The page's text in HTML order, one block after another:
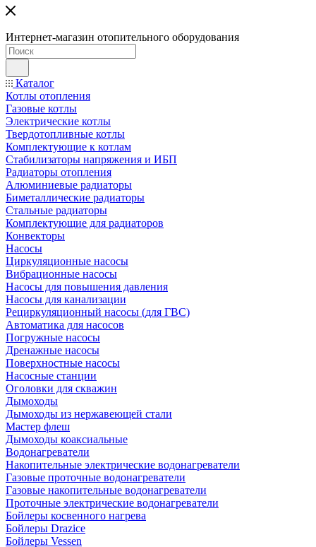
Интернет-магазин отопительного оборудования
Каталог
Котлы отопления
Газовые котлы
Электрические котлы
Твердотопливные котлы
Комплектующие к котлам
Стабилизаторы напряжения и ИБП
Радиаторы отопления
Алюминиевые радиаторы
Биметаллические радиаторы
Стальные радиаторы
Комплектующие для радиаторов
Конвекторы
Насосы
Циркуляционные насосы
Вибрационные насосы
Насосы для повышения давления
Насосы для канализации
Рециркуляционный насосы (для ГВС)
Автоматика для насосов
Погружные насосы
Дренажные насосы
Поверхностные насосы
Насосные станции
Оголовки для скважин
Дымоходы
Дымоходы из нержавеющей стали
Мастер флеш
Дымоходы коаксиальные
Водонагреватели
Накопительные электрические водонагреватели
Газовые проточные водонагреватели
Газовые накопительные водонагреватели
Проточные электрические водонагреватели
Бойлеры косвенного нагрева
Бойлеры Drazice
Бойлеры Vessen